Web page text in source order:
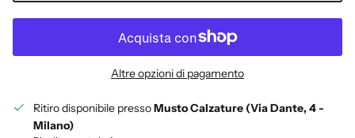
Altre opzioni di pagamento
Ritiro disponibile pressoMusto Calzature (Via Dante, 4 -
Milano)